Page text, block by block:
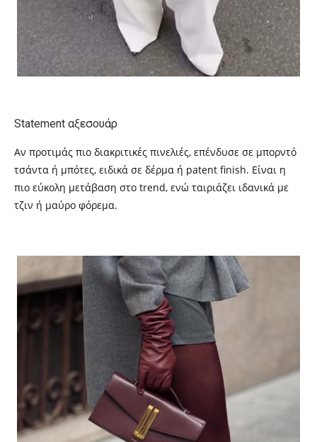
Statement αξεσουάρ
Αν προτιμάς πιο διακριτικές πινελιές, επένδυσε σε μπορντό
τσάντα ή μπότες, ειδικά σε δέρμα ή patent finish. Είναι η
πιο εύκολη μετάβαση στο trend, ενώ ταιριάζει ιδανικά με
τζιν ή μαύρο φόρεμα.